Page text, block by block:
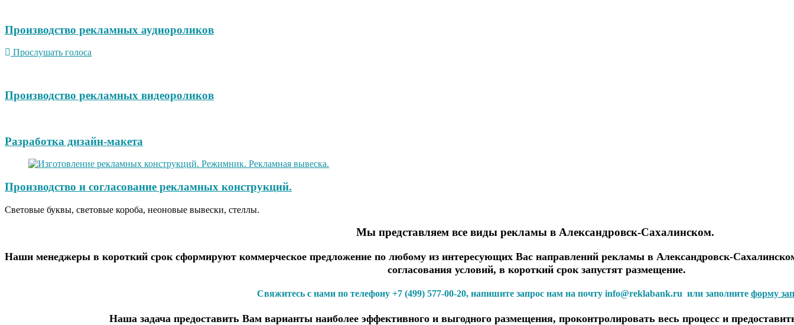
Производство рекламных аудиороликов
Прослушать голоса
Производство рекламных видеороликов
Разработка дизайн-макета
Производство и согласование рекламных конструкций.
Световые буквы, световые короба, неоновые вывески, стеллы.
Мы представляем все виды рекламы в Александровск-Сахалинском.
Наши менеджеры в короткий срок сформируют коммерческое предложение по любому из интересующих Вас направлений рекламы в Александровск-
согласования условий, в короткий срок запустят размещение.
Свяжитесь с нами по телефону +7 (499) 577-00-20, напишите запрос нам на почту info@reklabank.ru или заполните форму
Наша задача предоставить Вам варианты наиболее эффективного и выгодного размещения, проконтролировать весь процесс и